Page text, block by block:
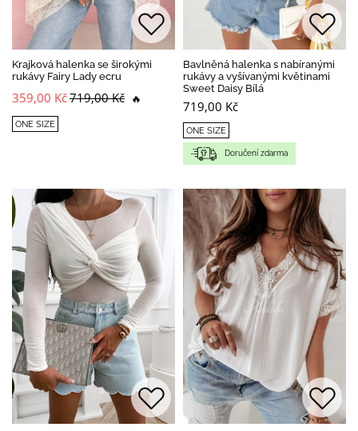
Krajková halenka se širokými
rukávy Fairy Lady ecru
359,00 Kč719,00 Kč 🔥
ONE SIZE
Bavlněná halenka s nabíranými
rukávy a vyšívanými květinami
Sweet Daisy Bílá
719,00 Kč
ONE SIZE
Doručení zdarma